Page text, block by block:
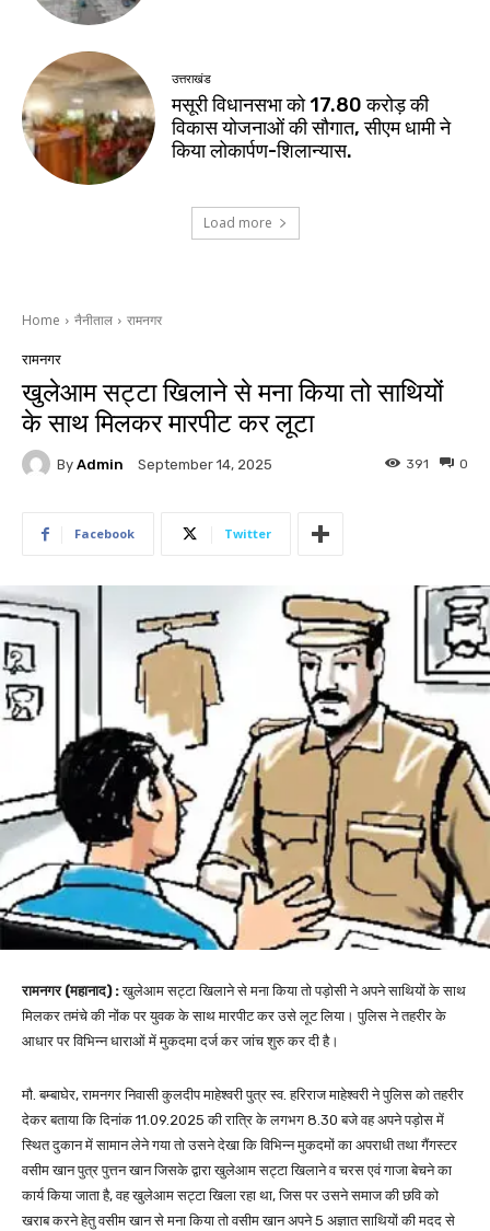
उत्तराखंड
मसूरी विधानसभा को 17.80 करोड़ की
विकास योजनाओं की सौगात, सीएम धामी ने
किया लोकार्पण-शिलान्यास.
Load more